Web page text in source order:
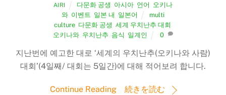
AIRI 다문화 공생 아시아 언어
오키나
와 이벤트 일본 내 일본어
multi
culture, 다문화 공생 세계 우치난추 대회
오키나와, 우치난추 음식 일계인 0
지난번에 예고한 대로 ‘세계의 우치난추(오키나와 사람)
대회’(4일째/ 대회는 5일간)에 대해 적어보려 합니다.
Continue Reading 続きを読む